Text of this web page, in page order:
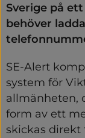
Sverige på
behöver
SE-Alert
system för
allmänheten,
form av ett
skickas